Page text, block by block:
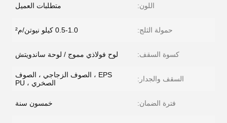
اللون: متطلبات العميل
حمولة الثلج: 0.5-1.0 كيلو نيوتن/م²
كسوة السقف: لوح فولاذي مموج / لوحة ساندويتش
السقف والجدار:
EPS ، الصوف الزجاجي ، الصوف
الصخري ، PU
فترة الضمان: خمسون سنة